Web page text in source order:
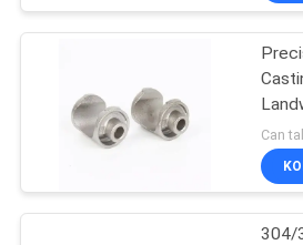
ÜBER
Gusseisen
Can
304/